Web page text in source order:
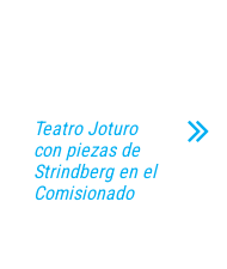
Teatro Joturo
con piezas de
Strindberg en el
Comisionado